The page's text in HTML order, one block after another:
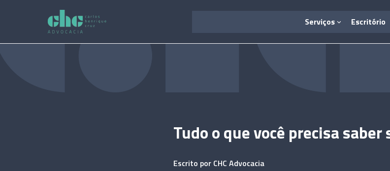
Serviços Escritório
Tudo o que você precisa saber
Escrito por CHC Advocacia